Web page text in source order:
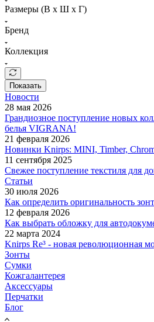
Размеры (В х Ш х Г)
Бренд
Коллекция
Показать
Новости
28 мая 2026
Грандиозное поступление новых
белья VIGRANA!
21 февраля 2026
Новинки Knirps: MINI, Timber,
11 сентября 2025
Свежее поступление текстиля для
Статьи
30 июля 2026
Как определить оригинальность
12 февраля 2026
Как выбрать обложку для
22 марта 2024
Knirps Re³ - новая революционная
Зонты
Сумки
Кожгалантерея
Аксессуары
Перчатки
Блог